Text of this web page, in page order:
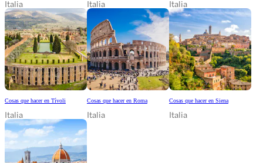
Italia Italia Italia
Cosas que hacer en Tívoli
Italia
Cosas que hacer en Roma
Italia
Cosas que hacer en Siena
Italia